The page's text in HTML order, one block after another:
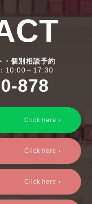
・個別相談予約
10:00～17:30
878
Click here ›
Click here ›
Click here ›